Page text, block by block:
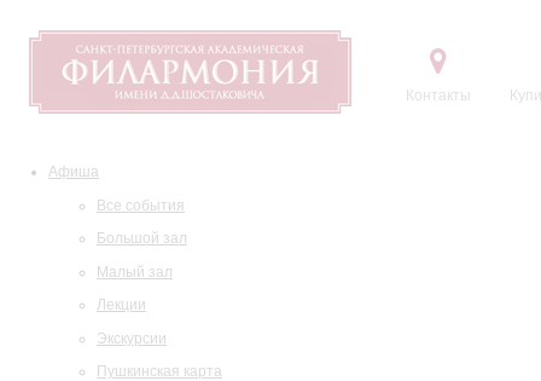
Контакты
Афиша
Все события
Большой зал
Малый зал
Лекции
Экскурсии
Пушкинская карта